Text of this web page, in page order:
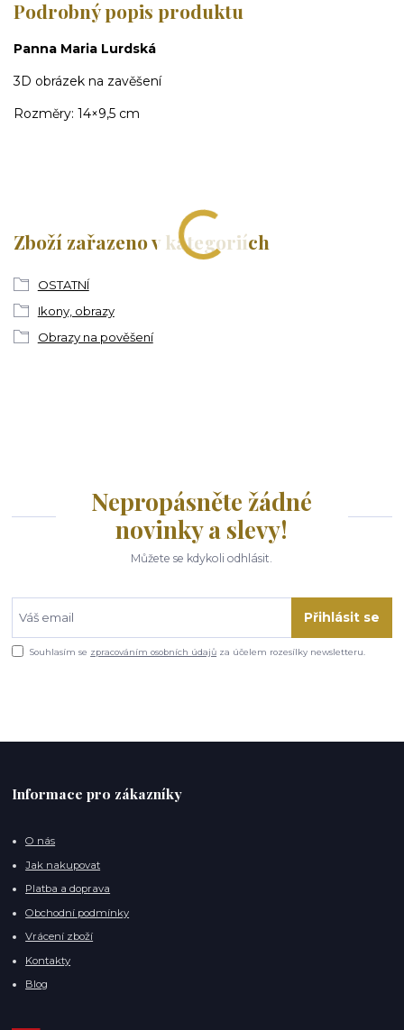
Podrobný popis produktu
Panna Maria Lurdská
3D obrázek na zavěšení
Rozměry: 14×9,5 cm
Zboží zařazeno v kategoriích
OSTATNÍ
Ikony, obrazy
Obrazy na pověšení
Nepropásněte žádné
novinky a slevy!
Můžete se kdykoli odhlásit.
Přihlásit se
Souhlasím se zpracováním osobních údajů za účelem rozesílky newsletteru.
Informace pro zákazníky
O nás
Jak nakupovat
Platba a doprava
Obchodní podmínky
Vrácení zboží
Kontakty
Blog